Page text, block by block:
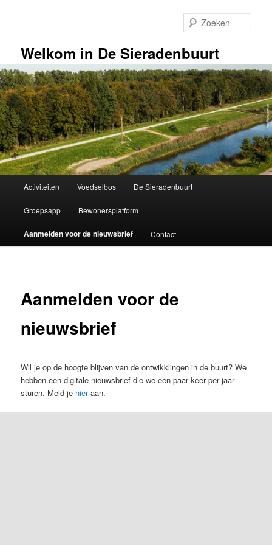
inhoudWelkom in De Sieradenbuurt
Activiteiten Voedselbos De Sieradenbuurt
Groepsapp Bewonersplatform
Aanmelden voor de nieuwsbrief Contact
Aanmelden voor de
nieuwsbrief
Wil je op de hoogte blijven van de ontwikklingen in de buurt? We
hebben een digitale nieuwsbrief die we een paar keer per jaar
sturen. Meld je hieraan.